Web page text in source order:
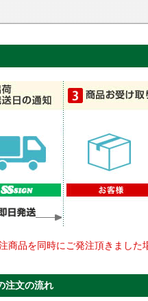
品を同時にご発注頂きました
注文の流れ